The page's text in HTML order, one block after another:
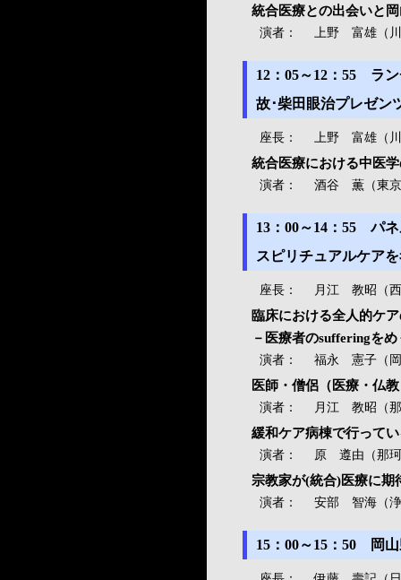
統合医療との出会いと
演者： 上野 富雄（
12：05～12：55 ラ
故･柴田眼治プレゼ
座長： 上野 富雄（
統合医療における中医
演者： 酒谷 薫（東京
13：00～14：55 パ
スピリチュアルケア
座長： 月江 教昭（
臨床における全人的ケ
－医療者のsufferingを
演者： 福永 憲子（
医師・僧侶（医療・仏
演者： 月江 教昭（
緩和ケア病棟で行って
演者： 原 遵由（那
宗教家が(統合)医療に期
演者： 安部 智海（
15：00～15：50 岡